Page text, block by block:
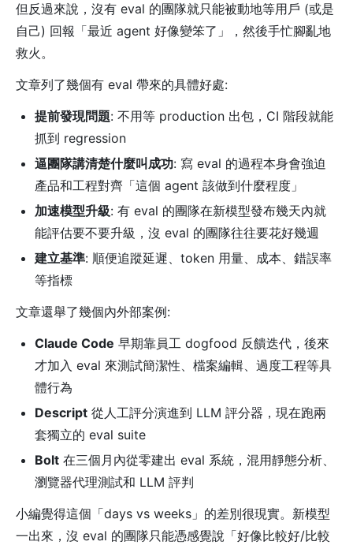
但反過來說，沒有 eval 的團隊就只能被動地等用戶 (或是
自己) 回報「最近 agent 好像變笨了」，然後手忙腳亂地
救火。
文章列了幾個有 eval 帶來的具體好處:
提前發現問題: 不用等 production 出包，CI 階段就能
抓到 regression
逼團隊講清楚什麼叫成功: 寫 eval 的過程本身會強迫
產品和工程對齊「這個 agent 該做到什麼程度」
加速模型升級: 有 eval 的團隊在新模型發布幾天內就
能評估要不要升級，沒 eval 的團隊往往要花好幾週
建立基準: 順便追蹤延遲、token 用量、成本、錯誤率
等指標
文章還舉了幾個內外部案例:
Claude Code 早期靠員工 dogfood 反饋迭代，後來
才加入 eval 來測試簡潔性、檔案編輯、過度工程等具
體行為
Descript 從人工評分演進到 LLM 評分器，現在跑兩
套獨立的 eval suite
Bolt 在三個月內從零建出 eval 系統，混用靜態分析、
瀏覽器代理測試和 LLM 評判
小編覺得這個「days vs weeks」的差別很現實。新模型
一出來，沒 eval 的團隊只能憑感覺說「好像比較好/比較